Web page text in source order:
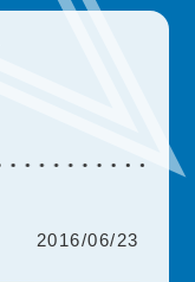
2016/06/23